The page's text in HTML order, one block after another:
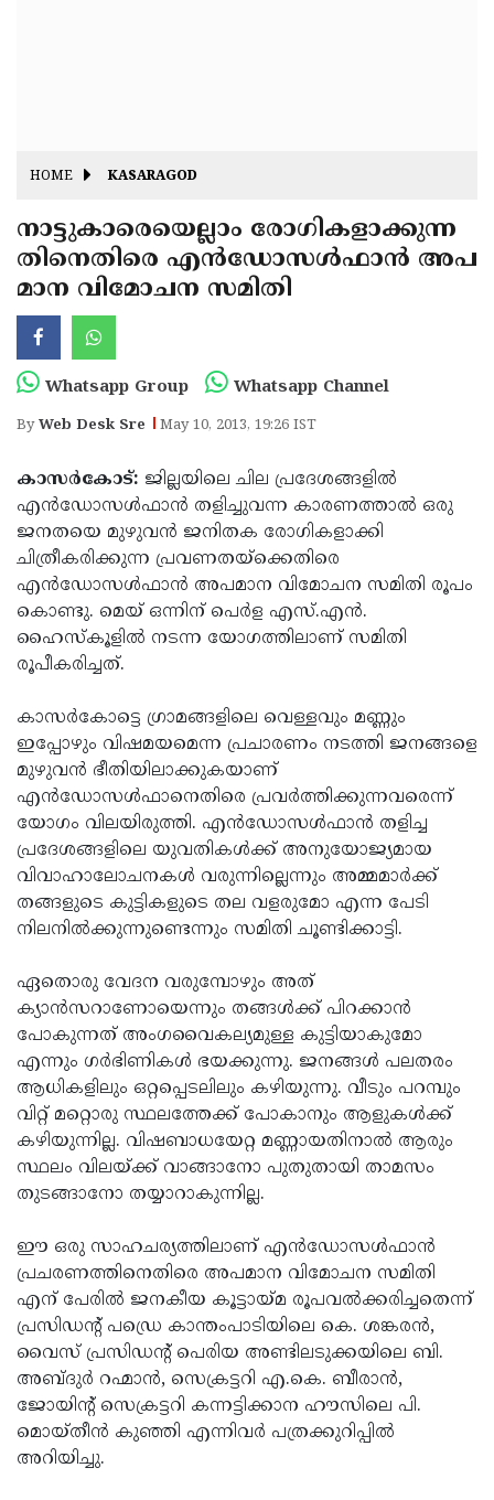
J&K
State
Assembly
Elections
Haryana
State
Assembly
Elections
Diwali
New-
Year
Republic
Day
Budget
Election
Maha
Shivarathri
International
Women's
Day
Anti-
Drug
Campaign
Attukal
Pongala
Holi
2025
Eid
Al-
Fitr
2025
Waqf
Bill
Controversy
Vishu
Festival
2025
Good
Friday
Observance
Easter
Sunday
2025
By-
Election
Updates
Bihar
Assembly
Polls
Kerala
Local
Body
Election
Look
Back
2025
HOME KASARAGOD
നാട്ടുകാരെയെല്ലാം രോഗികളാക്കുന്ന
തിനെതിരെ എന്‍ഡോസള്‍ഫാന്‍ അപ
മാന വിമോചന സമിതി
Whatsapp Group Whatsapp Channel
ByWeb Desk Sre May 10, 2013, 19:26 IST
കാസര്‍കോട്: ജില്ലയിലെ ചില പ്രദേശങ്ങളില്‍
എന്‍ഡോസള്‍ഫാന്‍ തളിച്ചുവന്ന കാരണത്താല്‍ ഒരു
ജനതയെ മുഴുവന്‍ ജനിതക രോഗികളാക്കി
ചിത്രീകരിക്കുന്ന പ്രവണതയ്‌ക്കെതിരെ
എന്‍ഡോസള്‍ഫാന്‍ അപമാന വിമോചന സമിതി രൂപം
കൊണ്ടു. മെയ് ഒന്നിന് പെര്‍ള എസ്.എന്‍.
ഹൈസ്‌കൂളില്‍ നടന്ന യോഗത്തിലാണ് സമിതി
രൂപീകരിച്ചത്.
കാസര്‍കോട്ടെ ഗ്രാമങ്ങളിലെ വെള്ളവും മണ്ണും
ഇപ്പോഴും വിഷമയമെന്ന പ്രചാരണം നടത്തി ജനങ്ങളെ
മുഴുവന്‍ ഭീതിയിലാക്കുകയാണ്
എന്‍ഡോസള്‍ഫാനെതിരെ പ്രവര്‍ത്തിക്കുന്നവരെന്ന്
യോഗം വിലയിരുത്തി. എന്‍ഡോസള്‍ഫാന്‍ തളിച്ച
പ്രദേശങ്ങളിലെ യുവതികള്‍ക്ക് അനുയോജ്യമായ
വിവാഹാലോചനകള്‍ വരുന്നില്ലെന്നും അമ്മമാര്‍ക്ക്
തങ്ങളുടെ കുട്ടികളുടെ തല വളരുമോ എന്ന പേടി
നിലനില്‍ക്കുന്നുണ്ടെന്നും സമിതി ചൂണ്ടിക്കാട്ടി.
ഏതൊരു വേദന വരുമ്പോഴും അത്
ക്യാന്‍സറാണോയെന്നും തങ്ങള്‍ക്ക് പിറക്കാന്‍
പോകുന്നത് അംഗവൈകല്യമുള്ള കുട്ടിയാകുമോ
എന്നും ഗര്‍ഭിണികള്‍ ഭയക്കുന്നു. ജനങ്ങള്‍ പലതരം
ആധികളിലും ഒറ്റപ്പെടലിലും കഴിയുന്നു. വീടും പറമ്പും
വിറ്റ് മറ്റൊരു സ്ഥലത്തേക്ക് പോകാനും ആളുകള്‍ക്ക്
കഴിയുന്നില്ല. വിഷബാധയേറ്റ മണ്ണായതിനാല്‍ ആരും
സ്ഥലം വിലയ്ക്ക് വാങ്ങാനോ പുതുതായി താമസം
തുടങ്ങാനോ തയ്യാറാകുന്നില്ല.
ഈ ഒരു സാഹചര്യത്തിലാണ് എന്‍ഡോസള്‍ഫാന്‍
പ്രചരണത്തിനെതിരെ അപമാന വിമോചന സമിതി
എന് പേരില്‍ ജനകീയ കൂട്ടായ്മ രൂപവല്‍ക്കരിച്ചതെന്ന്
പ്രസിഡന്റ് പഡ്രെ കാന്തംപാടിയിലെ കെ. ശങ്കരന്‍,
വൈസ് പ്രസിഡന്റ് പെരിയ അണ്ടിലടുക്കയിലെ ബി.
അബ്ദുര്‍ റഹ്മാന്‍, സെക്രട്ടറി എ.കെ. ബീരാന്‍,
ജോയിന്റ് സെക്രട്ടറി കന്നട്ടിക്കാന ഹൗസിലെ പി.
മൊയ്തീന്‍ കുഞ്ഞി എന്നിവര്‍ പത്രക്കുറിപ്പില്‍
അറിയിച്ചു.